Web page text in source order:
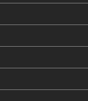
ligbad en
opbergruimte
dan snel naar ons